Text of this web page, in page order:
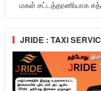
மகள் சட்டத்தரணியாக
JRIDE : TAXI